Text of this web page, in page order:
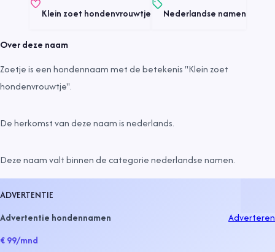
Klein zoet hondenvrouwtje
Nederlandse namen
Over deze naam
Zoetje is een hondennaam met de betekenis "Klein zoet
hondenvrouwtje".
De herkomst van deze naam isnederlands.
Deze naam valt binnen de categorienederlandse namen.
ADVERTENTIE
Advertentie hondennamen
€ 99/mnd
Adverteren